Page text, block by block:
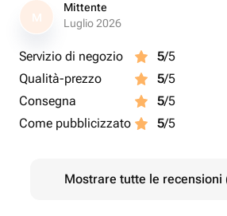
M
Mittente
Luglio 2026
Servizio di negozio 5/5
Qualità-prezzo
5/5
Consegna
5/5
Come pubblicizzato
5/5
Mostrare tutte le recensioni